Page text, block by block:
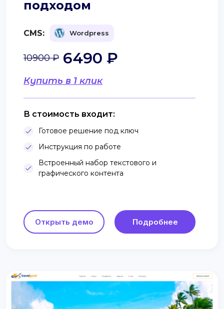
подходом
CMS: Wordpress
Купить в 1 клик
10900 ₽ 6490 ₽
В стоимость входит:
Готовое решение под ключ
Инструкция по работе
Встроенный набор текстового и
графического контента
Открыть демо Подробнее